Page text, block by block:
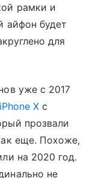
рамки и
айфон будет
для
уже с 2017
iPhone Xс
прозвали
еще. Похоже,
на 2020 год.
не